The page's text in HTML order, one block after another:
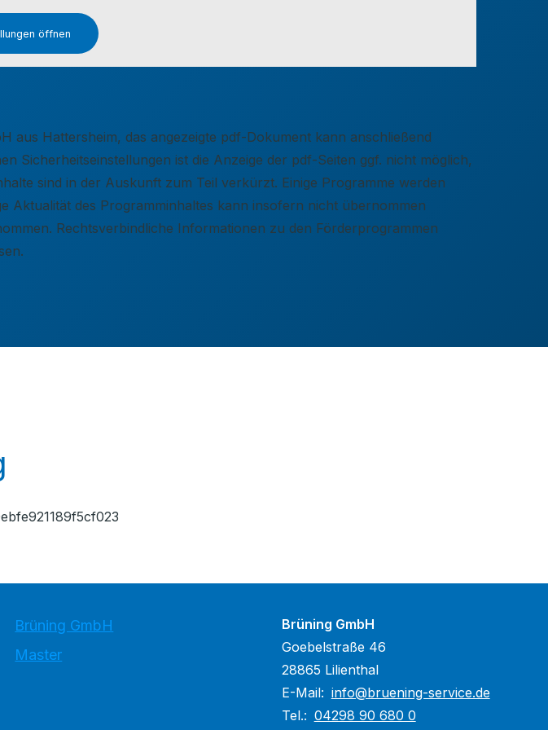
öffnen
aus Hattersheim, das angezeigte pdf-Dokument kann anschließend
Sicherheitseinstellungen ist die Anzeige der pdf-Seiten ggf. nicht möglich,
sind in der Auskunft zum Teil verkürzt. Einige Programme werden
Aktualität des Programminhaltes kann insofern nicht übernommen
Rechtsverbindliche Informationen zu den Förderprogrammen
Brüning GmbH
Master
Brüning GmbH
Goebelstraße 46
28865 Lilienthal
E-Mail: info@bruening-service.de
Tel.: 04298 90 680 0